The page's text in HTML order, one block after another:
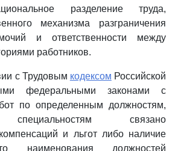
разделение труда,
механизма разграничения
и ответственности между
работников.
с Трудовым кодексом Российской
федеральными законами с
по определенным должностям,
связано
и льгот либо наличие
наименования должностей